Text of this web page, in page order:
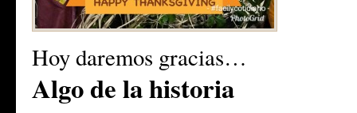
Hoy daremos gracias…
Algo de la historia